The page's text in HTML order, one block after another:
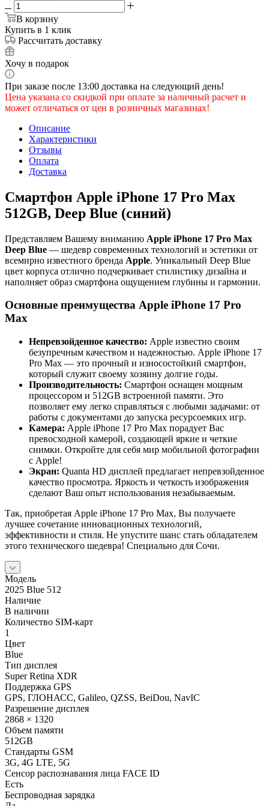
В корзину
Купить в 1 клик
Рассчитать доставку
Хочу в подарок
При заказе после 13:00 доставка на следующий день!
Цена указана со скидкой при оплате за наличный расчет и
может отличаться от цен в розничных магазинах!
Описание
Характеристики
Отзывы
Оплата
Доставка
Смартфон Apple iPhone 17 Pro Max
512GB, Deep Blue (синий)
Представляем Вашему вниманию Apple iPhone 17 Pro Max
Deep Blue — шедевр современных технологий и эстетики от
всемирно известного бренда Apple. Уникальный Deep Blue
цвет корпуса отлично подчеркивает стилистику дизайна и
наполняет образ смартфона ощущением глубины и гармонии.
Основные преимущества Apple iPhone 17 Pro
Max
Непревзойденное качество: Apple известно своим
безупречным качеством и надежностью. Apple iPhone 17
Pro Max — это прочный и износостойкий смартфон,
который служит своему хозяину долгие годы.
Производительность: Смартфон оснащен мощным
процессором и 512GB встроенной памяти. Это
позволяет ему легко справляться с любыми задачами: от
работы с документами до запуска ресурсоемких игр.
Камера: Apple iPhone 17 Pro Max порадует Вас
превосходной камерой, создающей яркие и четкие
снимки. Откройте для себя мир мобильной фотографии
с Apple!
Экран: Quanta HD дисплей предлагает непревзойденное
качество просмотра. Яркость и четкость изображения
сделают Ваш опыт использования незабываемым.
Так, приобретая Apple iPhone 17 Pro Max, Вы получаете
лучшее сочетание инновационных технологий,
эффективности и стиля. Не упустите шанс стать обладателем
этого технического шедевра! Специально для Сочи.
Модель
2025 Blue 512
Наличие
В наличии
Количество SIM-карт
1
Цвет
Blue
Тип дисплея
Super Retina XDR
Поддержка GPS
GPS, ГЛОНАСС, Galileo, QZSS, BeiDou, NavIC
Разрешение дисплея
2868 × 1320
Объем памяти
512GB
Стандарты GSM
3G, 4G LTE, 5G
Сенсор распознавания лица FACE ID
Есть
Беспроводная зарядка